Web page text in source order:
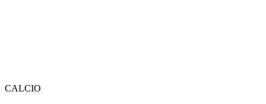
CALCIO